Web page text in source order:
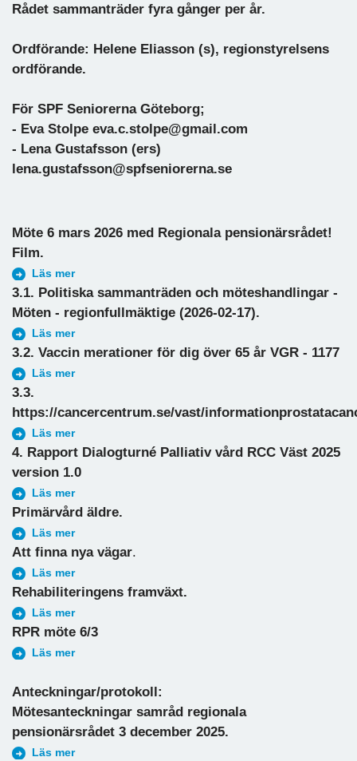
Rådet sammanträder fyra gånger per år.
Ordförande: Helene Eliasson (s), regionstyrelsens
ordförande.
För SPF Seniorerna Göteborg;
- Eva Stolpe eva.c.stolpe@gmail.com
- Lena Gustafsson (ers)
lena.gustafsson@spfseniorerna.se
Möte 6 mars 2026 med Regionala pensionärsrådet!
Film.
Läs mer
3.1. Politiska sammanträden och möteshandlingar -
Möten - regionfullmäktige (2026-02-17).
Läs mer
3.2. Vaccin merationer för dig över 65 år VGR - 1177
Läs mer
3.3.
https://cancercentrum.se/vast/
Läs mer
4. Rapport Dialogturné Palliativ vård RCC Väst 2025
version 1.0
Läs mer
Primärvård äldre.
Läs mer
Att finna nya vägar.
Läs mer
Rehabiliteringens framväxt.
Läs mer
RPR möte 6/3
Läs mer
Anteckningar/protokoll:
Mötesanteckningar samråd regionala
pensionärsrådet 3 december 2025.
Läs mer